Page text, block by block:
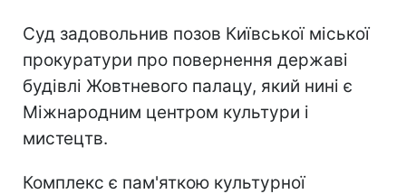
Суд задовольнив позов Київської міської
прокуратури про повернення державі
будівлі Жовтневого палацу, який нині є
Міжнародним центром культури і
мистецтв.
Комплекс є пам'яткою культурної